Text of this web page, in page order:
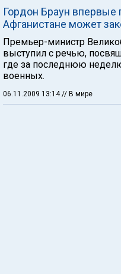
Гордон Браун впервые
Афганистане может
Премьер-министр
выступил с речью,
где за последнюю
военных.
06.11.2009 13:14// В мире